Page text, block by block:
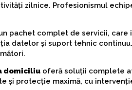
zilnice. Profesionismul
pachet complet de servicii, care
datelor și suport tehnic continuu.
domiciliu oferă soluții complete
și protecție maximă, cu